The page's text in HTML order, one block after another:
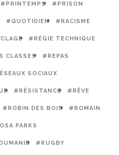
#PRINTEMPS #PRISON
#QUOTIDIEN #RACISME
#RÉGIE TECHNIQUE
CLASSES #REPAS
SOCIAUX
#RÉSISTANCE #RÊVE
#ROBIN DES BOIS #ROMAIN
PARKS
#RUGBY